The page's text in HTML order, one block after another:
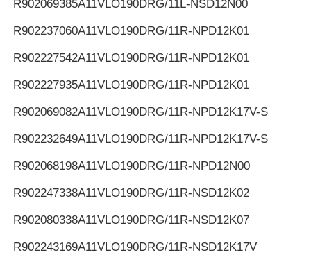
R902069385A11VLO190DRG/11L-NSD12N00
R902237060A11VLO190DRG/11R-NPD12K01
R902227542A11VLO190DRG/11R-NPD12K01
R902227935A11VLO190DRG/11R-NPD12K01
R902069082A11VLO190DRG/11R-NPD12K17V-S
R902232649A11VLO190DRG/11R-NPD12K17V-S
R902068198A11VLO190DRG/11R-NPD12N00
R902247338A11VLO190DRG/11R-NSD12K02
R902080338A11VLO190DRG/11R-NSD12K07
R902243169A11VLO190DRG/11R-NSD12K17V